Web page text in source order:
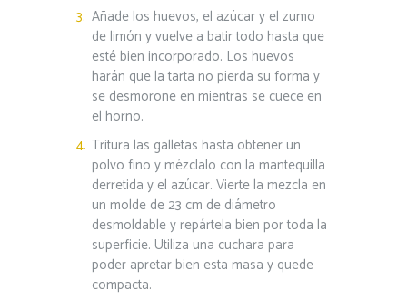
Añade los huevos, el azúcar y el zumo
de limón y vuelve a batir todo hasta que
esté bien incorporado. Los huevos
harán que la tarta no pierda su forma y
se desmorone en mientras se cuece en
el horno.
Tritura las galletas hasta obtener un
polvo fino y mézclalo con la mantequilla
derretida y el azúcar. Vierte la mezcla en
un molde de 23 cm de diámetro
desmoldable y repártela bien por toda la
superficie. Utiliza una cuchara para
poder apretar bien esta masa y quede
compacta.